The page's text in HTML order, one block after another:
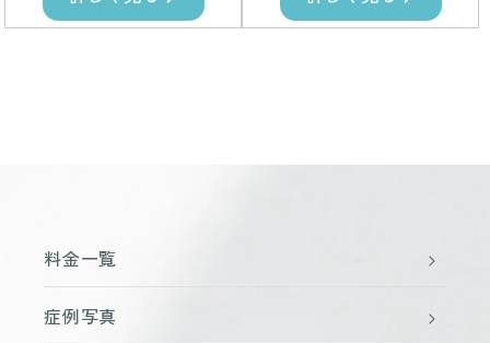
料金一覧
症例写真